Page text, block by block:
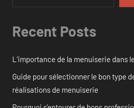
Recent Posts
L’importance de la menuiserie dans
Guide pour sélectionner le bon type
réalisations de menuiserie